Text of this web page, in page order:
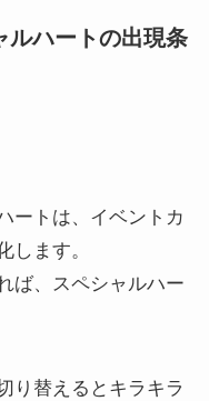
ルハートの出現条
ートは、イベントカ
します。
ば、スペシャルハー
り替えるとキラキラ